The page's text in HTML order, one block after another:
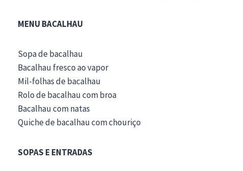
MENU BACALHAU
Sopa de bacalhau
Bacalhau fresco ao vapor
Mil-folhas de bacalhau
Rolo de bacalhau com broa
Bacalhau com natas
Quiche de bacalhau com chouriço
SOPAS E ENTRADAS